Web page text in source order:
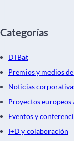
Categorías
DTBat
Premios y medios
Noticias
Proyectos europeos
Eventos y
I+D y colaboración